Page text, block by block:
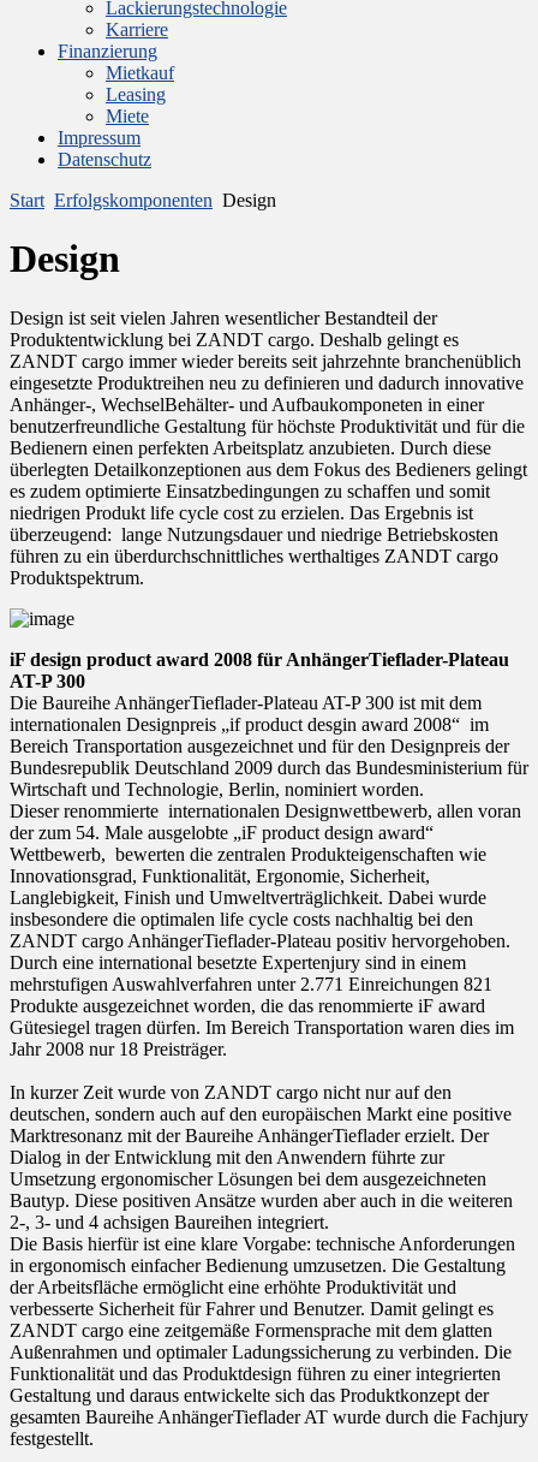
Lackierungstechnologie
Karriere
Finanzierung
Mietkauf
Leasing
Miete
Impressum
Datenschutz
Start Erfolgskomponenten Design
Design
Design ist seit vielen Jahren wesentlicher Bestandteil der
Produktentwicklung bei ZANDT cargo. Deshalb gelingt es
ZANDT cargo immer wieder bereits seit jahrzehnte branchenüblich
eingesetzte Produktreihen neu zu definieren und dadurch innovative
Anhänger-, WechselBehälter- und Aufbaukomponeten in einer
benutzerfreundliche Gestaltung für höchste Produktivität und für die
Bedienern einen perfekten Arbeitsplatz anzubieten. Durch diese
überlegten Detailkonzeptionen aus dem Fokus des Bedieners gelingt
es zudem optimierte Einsatzbedingungen zu schaffen und somit
niedrigen Produkt life cycle cost zu erzielen. Das Ergebnis ist
überzeugend: lange Nutzungsdauer und niedrige Betriebskosten
führen zu ein überdurchschnittliches werthaltiges ZANDT cargo
Produktspektrum.
iF design product award 2008 für AnhängerTieflader-Plateau
AT-P 300
Die Baureihe AnhängerTieflader-Plateau AT-P 300 ist mit dem
internationalen Designpreis „if product desgin award 2008“ im
Bereich Transportation ausgezeichnet und für den Designpreis der
Bundesrepublik Deutschland 2009 durch das Bundesministerium für
Wirtschaft und Technologie, Berlin, nominiert worden.
Dieser renommierte internationalen Designwettbewerb, allen voran
der zum 54. Male ausgelobte „iF product design award“
Wettbewerb, bewerten die zentralen Produkteigenschaften wie
Innovationsgrad, Funktionalität, Ergonomie, Sicherheit,
Langlebigkeit, Finish und Umweltverträglichkeit. Dabei wurde
insbesondere die optimalen life cycle costs nachhaltig bei den
ZANDT cargo AnhängerTieflader-Plateau positiv hervorgehoben.
Durch eine international besetzte Expertenjury sind in einem
mehrstufigen Auswahlverfahren unter 2.771 Einreichungen 821
Produkte ausgezeichnet worden, die das renommierte iF award
Gütesiegel tragen dürfen. Im Bereich Transportation waren dies im
Jahr 2008 nur 18 Preisträger.
In kurzer Zeit wurde von ZANDT cargo nicht nur auf den
deutschen, sondern auch auf den europäischen Markt eine positive
Marktresonanz mit der Baureihe AnhängerTieflader erzielt. Der
Dialog in der Entwicklung mit den Anwendern führte zur
Umsetzung ergonomischer Lösungen bei dem ausgezeichneten
Bautyp. Diese positiven Ansätze wurden aber auch in die weiteren
2-, 3- und 4 achsigen Baureihen integriert.
Die Basis hierfür ist eine klare Vorgabe: technische Anforderungen
in ergonomisch einfacher Bedienung umzusetzen. Die Gestaltung
der Arbeitsfläche ermöglicht eine erhöhte Produktivität und
verbesserte Sicherheit für Fahrer und Benutzer. Damit gelingt es
ZANDT cargo eine zeitgemäße Formensprache mit dem glatten
Außenrahmen und optimaler Ladungssicherung zu verbinden. Die
Funktionalität und das Produktdesign führen zu einer integrierten
Gestaltung und daraus entwickelte sich das Produktkonzept der
gesamten Baureihe AnhängerTieflader AT wurde durch die Fachjury
festgestellt.